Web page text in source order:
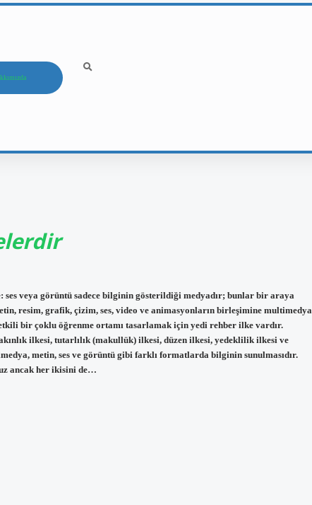
veya görüntü sadece bilginin gösterildiği medyadır; bunlar bir araya
resim, grafik, çizim, ses, video ve animasyonların birleşimine multimedya
bir çoklu öğrenme ortamı tasarlamak için yedi rehber ilke vardır.
ilkesi, tutarlılık (makullük) ilkesi, düzen ilkesi, yedeklilik ilkesi ve
metin, ses ve görüntü gibi farklı formatlarda bilginin sunulmasıdır.
ancak her ikisini de…